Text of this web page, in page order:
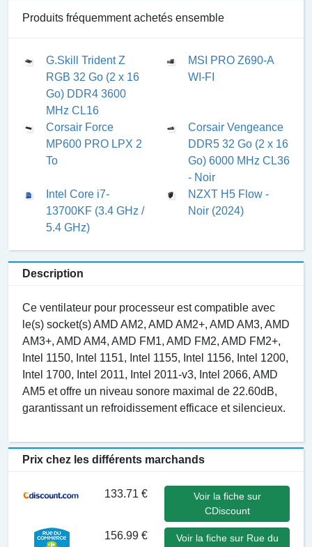
Produits fréquemment achetés ensemble
G.Skill Trident Z
RGB 32 Go (2 x 16
Go) DDR4 3600
MHz CL16
MSI PRO Z690-A
WI-FI
Corsair Force
MP600 PRO LPX 2
To
Corsair Vengeance
DDR5 32 Go (2 x 16
Go) 6000 MHz CL36
- Noir
Intel Core i7-
13700KF (3.4 GHz /
5.4 GHz)
NZXT H5 Flow -
Noir (2024)
Description
Ce ventilateur pour processeur est compatible avec
le(s) socket(s) AMD AM2, AMD AM2+, AMD AM3, AMD
AM3+, AMD AM4, AMD FM1, AMD FM2, AMD FM2+,
Intel 1150, Intel 1151, Intel 1155, Intel 1156, Intel 1200,
Intel 1700, Intel 2011, Intel 2011-v3, Intel 2066, AMD
AM5 et offre un niveau sonore maximal de 22.60dB,
garantissant un refroidissement efficace et silencieux.
Prix chez les différents marchands
133.71 €
Voir la fiche sur
CDiscount
156.99 € Voir la fiche sur Rue du